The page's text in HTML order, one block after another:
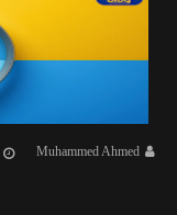
Muhammed Ahmed